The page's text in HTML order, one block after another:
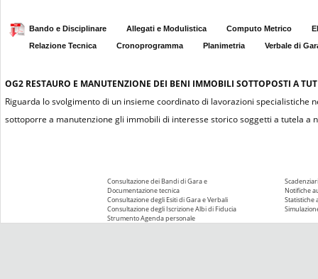
Bando e Disciplinare Allegati e Modulistica Computo Metrico
Relazione Tecnica
Cronoprogramma Planimetria Verbale di
OG2 RESTAURO E MANUTENZIONE DEI BENI IMMOBILI SOTTOPOSTI A
Riguarda lo svolgimento di un insieme coordinato di lavorazioni
sottoporre a manutenzione gli immobili di interesse storico soggetti a tutela
Consultazione dei Bandi di Gara e
Documentazione tecnica
Consultazione degli Esiti di Gara e Verbali
Consultazione degli Iscrizione Albi di Fiducia
Strumento Agenda personale
Notifiche
Statistiche